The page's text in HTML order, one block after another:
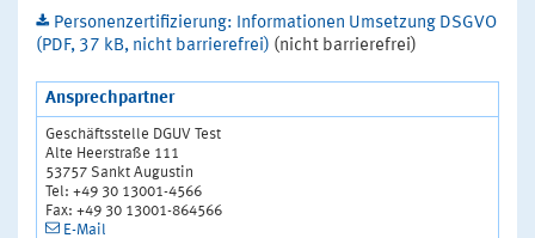
Personenzertifizierung: Informationen Umsetzung DSGVO
(PDF, 37 kB, nicht barrierefrei) (nicht barrierefrei)
Ansprechpartner
Geschäftsstelle DGUV Test
Alte Heerstraße 111
53757 Sankt Augustin
Tel: +49 30 13001-4566
Fax: +49 30 13001-864566
E-Mail